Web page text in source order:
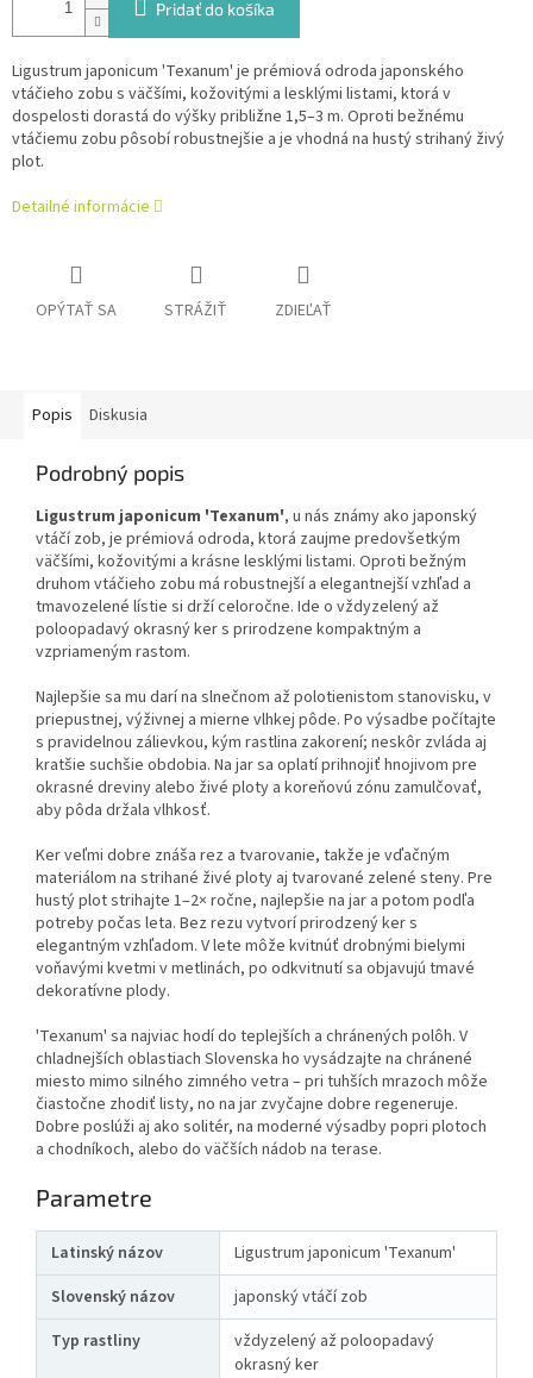
Pridať do košíka
Ligustrum japonicum 'Texanum' je prémiová odroda japonského
vtáčieho zobu s väčšími, kožovitými a lesklými listami, ktorá v
dospelosti dorastá do výšky približne 1,5–3 m. Oproti bežnému
vtáčiemu zobu pôsobí robustnejšie a je vhodná na hustý strihaný živý
plot.
Detailné informácie
OPÝTAŤ SA STRÁŽIŤ ZDIEĽAŤ
Popis Diskusia
Podrobný popis
Ligustrum japonicum 'Texanum', u nás známy ako japonský
vtáčí zob, je prémiová odroda, ktorá zaujme predovšetkým
väčšími, kožovitými a krásne lesklými listami. Oproti bežným
druhom vtáčieho zobu má robustnejší a elegantnejší vzhľad a
tmavozelené lístie si drží celoročne. Ide o vždyzelený až
poloopadavý okrasný ker s prirodzene kompaktným a
vzpriameným rastom.
Najlepšie sa mu darí na slnečnom až polotienistom stanovisku, v
priepustnej, výživnej a mierne vlhkej pôde. Po výsadbe počítajte
s pravidelnou zálievkou, kým rastlina zakorení; neskôr zvláda aj
kratšie suchšie obdobia. Na jar sa oplatí prihnojiť hnojivom pre
okrasné dreviny alebo živé ploty a koreňovú zónu zamulčovať,
aby pôda držala vlhkosť.
Ker veľmi dobre znáša rez a tvarovanie, takže je vďačným
materiálom na strihané živé ploty aj tvarované zelené steny. Pre
hustý plot strihajte 1–2× ročne, najlepšie na jar a potom podľa
potreby počas leta. Bez rezu vytvorí prirodzený ker s
elegantným vzhľadom. V lete môže kvitnúť drobnými bielymi
voňavými kvetmi v metlinách, po odkvitnutí sa objavujú tmavé
dekoratívne plody.
'Texanum' sa najviac hodí do teplejších a chránených polôh. V
chladnejších oblastiach Slovenska ho vysádzajte na chránené
miesto mimo silného zimného vetra – pri tuhších mrazoch môže
čiastočne zhodiť listy, no na jar zvyčajne dobre regeneruje.
Dobre poslúži aj ako solitér, na moderné výsadby popri plotoch
a chodníkoch, alebo do väčších nádob na terase.
Parametre
Latinský názov
Ligustrum japonicum 'Texanum'
Slovenský názov
japonský vtáčí zob
Typ rastliny
vždyzelený až poloopadavý
okrasný ker